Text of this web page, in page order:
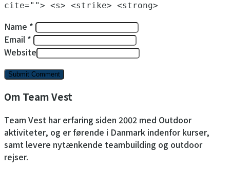
cite=""> <s> <strike> <strong>
Name *
Email *
Website
Om Team Vest
Team Vest har erfaring siden 2002 med Outdoor
aktiviteter, og er førende i Danmark indenfor kurser,
samt levere nytænkende teambuilding og outdoor
rejser.